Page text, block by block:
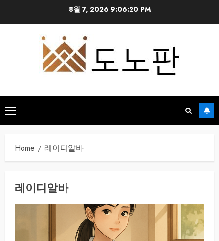
8월 7, 2026 9:06:20 PM
Primary
Menu
Home 레이디알바
레이디알바